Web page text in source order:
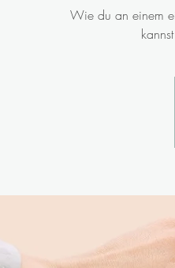
Wie du an einem